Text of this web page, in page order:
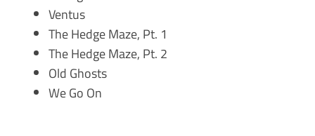
Ventus
The Hedge Maze, Pt. 1
The Hedge Maze, Pt. 2
Old Ghosts
We Go On